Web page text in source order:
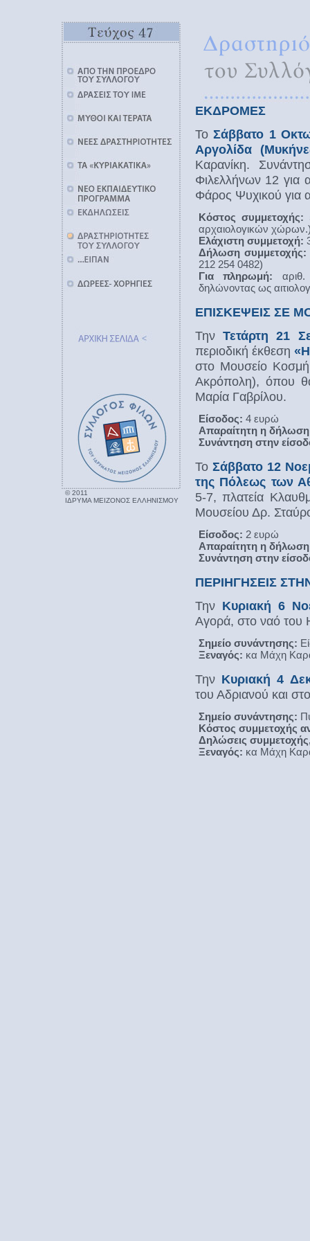
© 2011
ΙΔΡΥΜΑ ΜΕΙΖΟΝΟΣ ΕΛΛΗΝΙΣΜΟΥ
ΕΚΔΡΟΜΕΣ
ΤοΣάββατο 1
Αργολίδα
Καρανίκη.
Φιλελλήνων 12 για
Φάρος Ψυχικού για
Κόστος συμμετοχής:
αρχαιολογικών
Ελάχιστη συμμετοχή:
Δήλωση συμμετοχής:
212 254 0482)
Για πληρωμή: αριθ.
δηλώνοντας ως
ΕΠΙΣΚΕΨΕΙΣ ΣΕ
Την Τετάρτη 21
περιοδική έκθεση
στο Μουσείο
Ακρόπολη), όπου
Μαρία Γαβρίλου.
Είσοδος: 4 ευρώ
Απαραίτητη η δήλωση
Συνάντηση στην
Το Σάββατο 12
της Πόλεως των
5-7, πλατεία
Μουσείου Δρ.
Είσοδος: 2 ευρώ
Απαραίτητη η δήλωση
Συνάντηση στην
ΠΕΡΙΗΓΗΣΕΙΣ
Την Κυριακή 6
Αγορά, στο ναό του
Σημείο συνάντησης:
Ξεναγός: κα Μάχη
Την Κυριακή 4
του Αδριανού και
Σημείο συνάντησης:
Κόστος συμμετοχής
Δηλώσεις
Ξεναγός: κα Μάχη